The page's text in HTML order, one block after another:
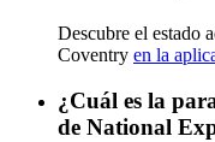
Descubre el estado
Coventry en la
¿Cuál es la
de National